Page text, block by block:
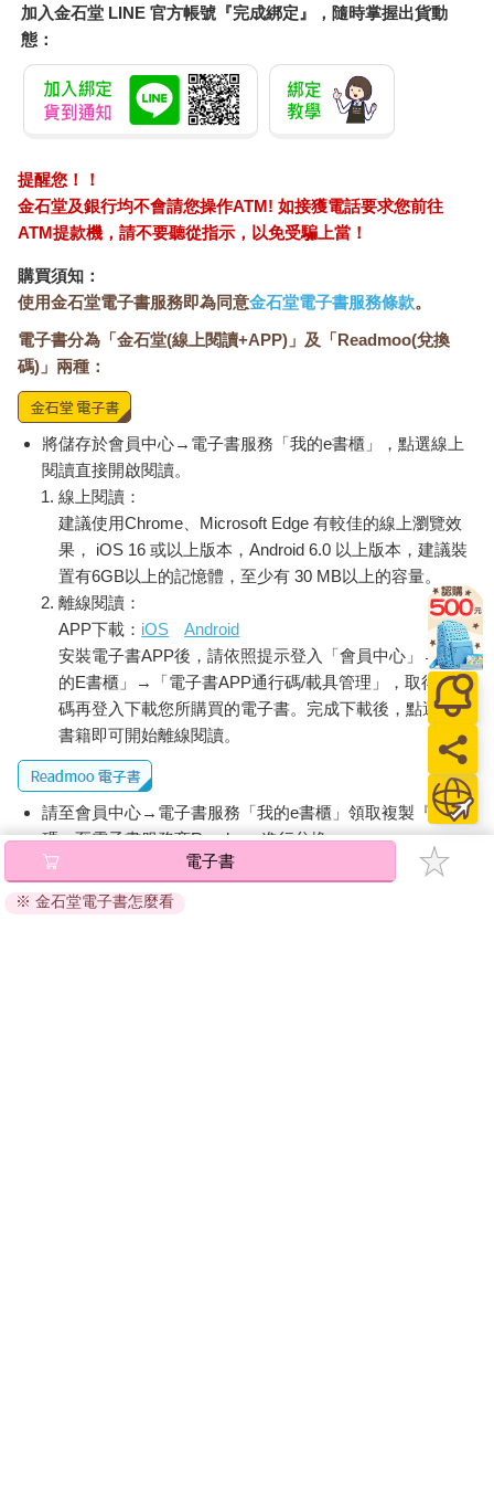
在美國花費數十年、讓週五便服日演變成一整週天天都是便服日
的同時，日本人卻守護了美國的服裝歷史，一如阿拉伯人在歐洲
黑暗時期護衛了亞里斯多德的物理學。日本的消費者與品牌挽救
了美國時尚風格，而「挽救」一詞在此其實包含了兩種意涵——
既作為權威保存了美式服裝風格的知識，也保護這些風格不至於
滅絕。
如今日本在時尚、尤其是美式時尚的領域表現出色，已是舉世公
認，但這當中依然啟人疑竇，那就是日本文化如此尊崇美式風
格，它的演進過程與原因是什麼？
本書企圖提供一個詳盡的解答，呈現經典美式服裝如何進入日
本，以及日本人如何改造這個影響全球時尚風格的過程。常春藤
聯盟學生造型、牛仔服飾、嬉皮打扮、西岸運動服、五〇年代復
古造型、紐約街頭服飾，以及舊式工作服，這些服裝在數十年間
陸續傳入日本，翻轉了日本社會的樣貌，繼而反向影響了全球時
尚。
不過，本書並非探討錯綜複雜的服裝樣式或設計概念，而是要追
溯那些將美式服裝引進日本的人物，以及將這些美式概念融入日
本人身分認同的年輕人。推動這些改變的人往往不是受過專業訓
練的服裝設計師，而是企業家、進口商、雜誌編輯、插畫家、造
型師，以及音樂工作者。不過，儘管青少年對美式文化需求若
渴，這些開路先驅依然面臨到艱鉅的挑戰，包括尋找貨源、如何
取得技術知識，以及說服態度遲疑的零售商等等。他們總是得搶
先一步，抵擋來自家長、警方，以及服裝產業龐大且根深柢固的
傳統反對力量。不過，拜精明的解決方法和運氣之賜，他們還是
能將產品交到年輕人手中，獲取驚人利潤。
儘管美式時尚影響了日本的男女裝風格，但在男裝方面的影響其
實更為深遠。自從戰後擺脫和服之後，日本女裝就一直追循著歐
洲設計師的腳步。相較之下，日本男性只將時尚視為一種追求校
園菁英打扮、粗獷的戶外風格、文化與次文化認同，以及模仿好
萊塢明星的概念，這些都導致日本男性接受了以生活方式為基
礎、較為休閒的美式服裝風格。倫敦的薩維爾街（Savile Row）
雖然賦予日本在大戰前對基本男裝典範的認知，但在一九四五年
後，新世界的服飾則提供了一個更誘人的憧憬。
加入金石堂 LINE 官方帳號『完成綁定』，隨時掌握出貨動
態：
提醒您！！
金石堂及銀行均不會請您操作ATM! 如接獲電話要求您前往
ATM提款機，請不要聽從指示，以免受騙上當！
購買須知：
使用金石堂電子書服務即為同意金石堂電子書服務條款。
電子書分為「金石堂(線上閱讀+APP)」及「Readmoo(兌換
碼)」兩種：
將儲存於會員中心→電子書服務「我的e書櫃」，點選線上
閱讀直接開啟閱讀。
線上閱讀：
建議使用Chrome、Microsoft Edge 有較佳的線上瀏覽效
果， iOS 16 或以上版本，Android 6.0 以上版本，建議裝
置有6GB以上的記憶體，至少有 30 MB以上的容量。
離線閱讀：
APP下載： iOS
Android
安裝電子書APP後，請依照提示登入「會員中心」→「我
的E書櫃」→「電子書APP通行碼/載具管理」，取得通行
碼再登入下載您所購買的電子書。完成下載後，點選任一
書籍即可開始離線閱讀。
請至會員中心→電子書服務「我的e書櫃」領取複製『兌換
碼』至電子書服務商Readmoo進行兌換。
退換貨須知：
因版權保護，您在金石堂所購買的電子書僅能以金石堂專屬
電子書
※ 金石堂電子書怎麼看